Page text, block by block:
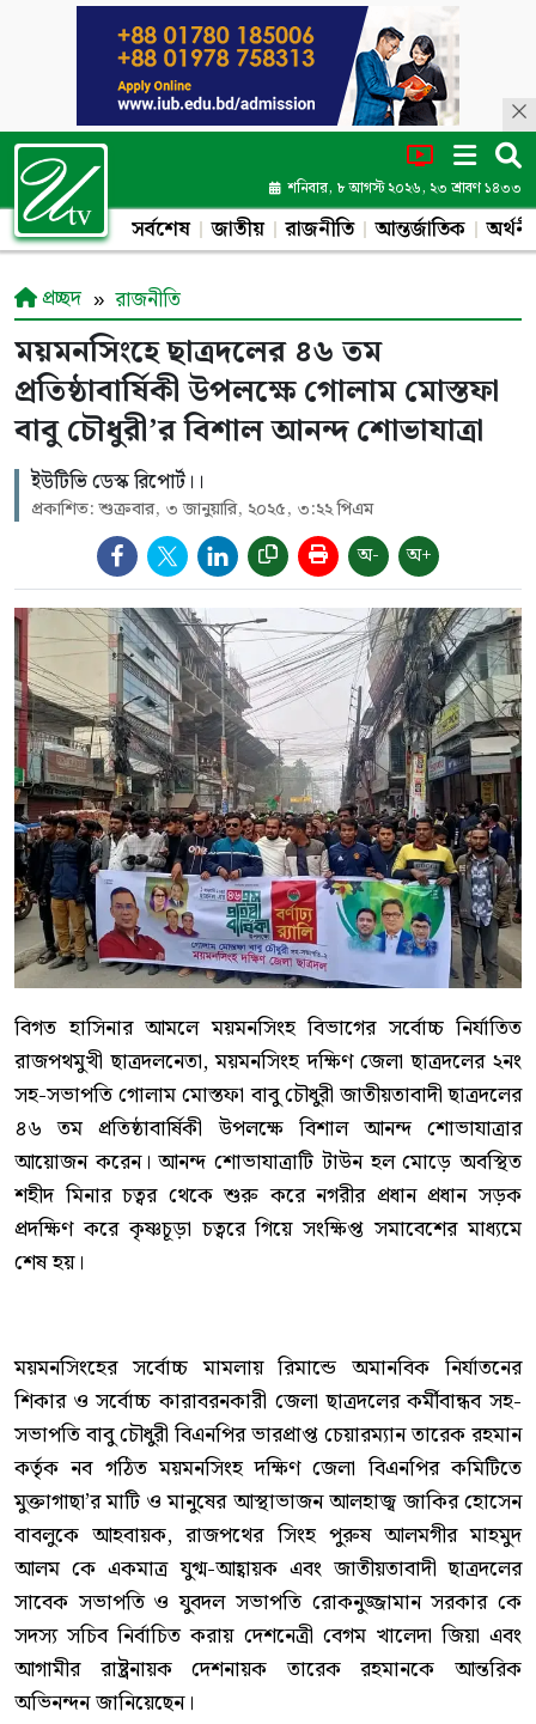
শনিবার, ৮ আগস্ট ২০২৬, ২৩ শ্রাবণ ১৪৩৩
সর্বশেষ জাতীয় রাজনীতি আন্তর্জাতিক
প্রচ্ছদ রাজনীতি
ময়মনসিংহে ছাত্রদলের ৪৬ তম
প্রতিষ্ঠাবার্ষিকী উপলক্ষে গোলাম মোস্তফা
বাবু চৌধুরী’র বিশাল আনন্দ শোভাযাত্রা
ইউটিভি ডেস্ক রিপোর্ট।।
প্রকাশিত: শুক্রবার, ৩ জানুয়ারি, ২০২৫, ৩:২২ পিএম
অ- অ+
বিগত হাসিনার আমলে ময়মনসিংহ বিভাগের সর্বোচ্চ নির্যাতিত
রাজপথমুখী ছাত্রদলনেতা, ময়মনসিংহ দক্ষিণ জেলা ছাত্রদলের ২নং
সহ-সভাপতি গোলাম মোস্তফা বাবু চৌধুরী জাতীয়তাবাদী ছাত্রদলের
৪৬ তম প্রতিষ্ঠাবার্ষিকী উপলক্ষে বিশাল আনন্দ শোভাযাত্রার
আয়োজন করেন। আনন্দ শোভাযাত্রাটি টাউন হল মোড়ে অবস্থিত
শহীদ মিনার চত্বর থেকে শুরু করে নগরীর প্রধান প্রধান সড়ক
প্রদক্ষিণ করে কৃষ্ণচূড়া চত্বরে গিয়ে সংক্ষিপ্ত সমাবেশের মাধ্যমে
শেষ হয়।
ময়মনসিংহের সর্বোচ্চ মামলায় রিমান্ডে অমানবিক নির্যাতনের
শিকার ও সর্বোচ্চ কারাবরনকারী জেলা ছাত্রদলের কর্মীবান্ধব সহ-
সভাপতি বাবু চৌধুরী বিএনপির ভারপ্রাপ্ত চেয়ারম্যান তারেক রহমান
কর্তৃক নব গঠিত ময়মনসিংহ দক্ষিণ জেলা বিএনপির কমিটিতে
মুক্তাগাছা’র মাটি ও মানুষের আস্থাভাজন আলহাজ্ব জাকির হোসেন
বাবলুকে আহবায়ক, রাজপথের সিংহ পুরুষ আলমগীর মাহমুদ
আলম কে একমাত্র যুগ্ম-আহ্বায়ক এবং জাতীয়তাবাদী ছাত্রদলের
সাবেক সভাপতি ও যুবদল সভাপতি রোকনুজ্জামান সরকার কে
সদস্য সচিব নির্বাচিত করায় দেশনেত্রী বেগম খালেদা জিয়া এবং
আগামীর রাষ্ট্রনায়ক দেশনায়ক তারেক রহমানকে আন্তরিক
অভিনন্দন জানিয়েছেন।